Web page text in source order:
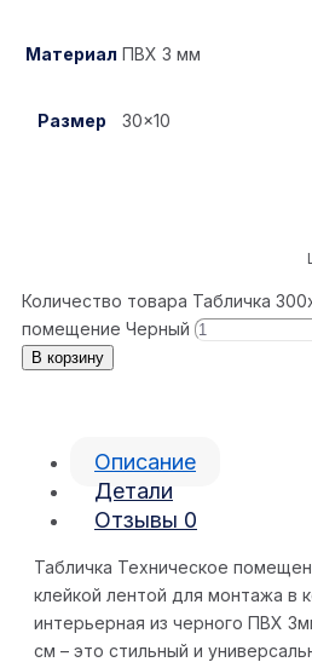
Материал ПВХ 3 мм
Размер 30×10
Количество товара Табличка
помещение Черный
В корзину
Описание
Детали
Отзывы 0
Табличка Техническое
клейкой лентой для монтажа в
интерьерная из черного ПВХ
см – это стильный и